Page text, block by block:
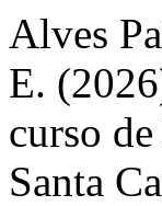
Alves
E.
curso
Santa